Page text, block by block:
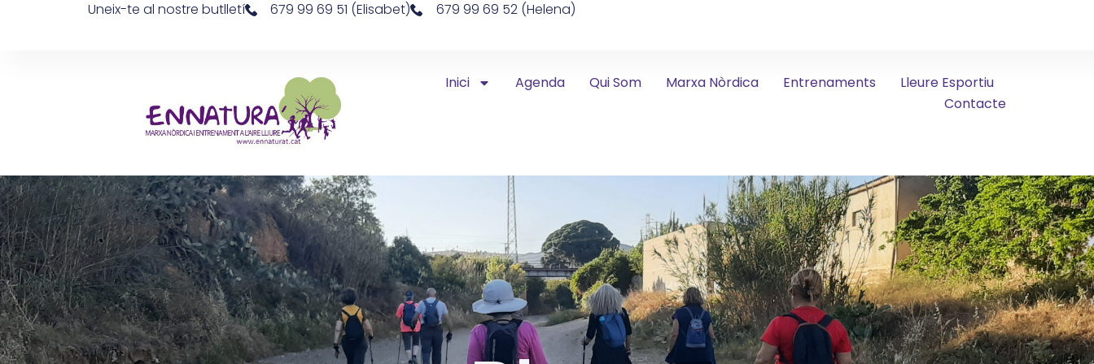
Uneix-te al nostre butlletí 679 99 69 51 (Elisabet) 679 99 69 52 (Helena)
Inici Agenda Qui Som Marxa Nòrdica Entrenaments
Lleure Esportiu
Contacte